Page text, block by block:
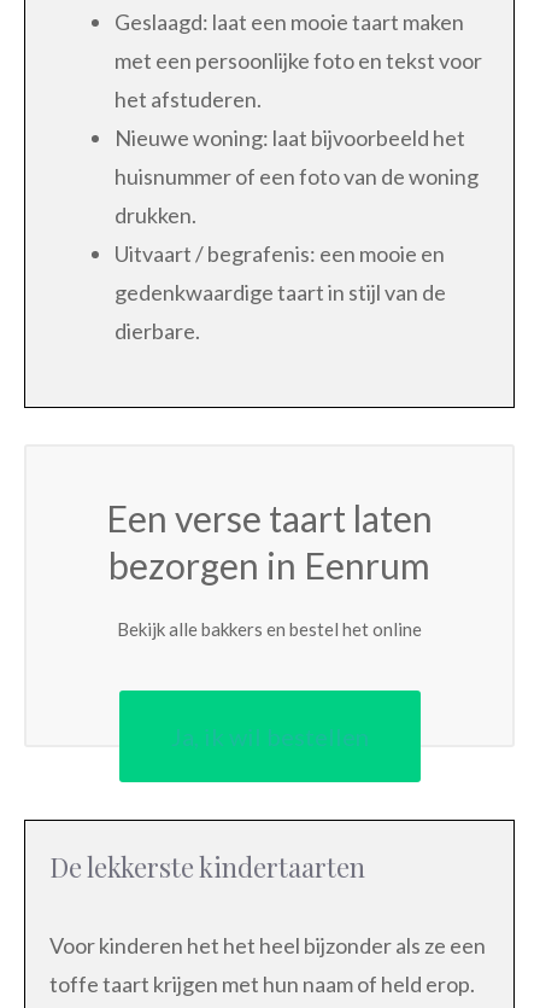
Geslaagd: laat een mooie taart maken
met een persoonlijke foto en tekst voor
het afstuderen.
Nieuwe woning: laat bijvoorbeeld het
huisnummer of een foto van de woning
drukken.
Uitvaart / begrafenis: een mooie en
gedenkwaardige taart in stijl van de
dierbare.
Een verse taart laten
bezorgen in Eenrum
Bekijk alle bakkers en bestel het online
Ja, ik wil bestellen
De lekkerste kindertaarten
Voor kinderen het het heel bijzonder als ze een
toffe taart krijgen met hun naam of held erop.